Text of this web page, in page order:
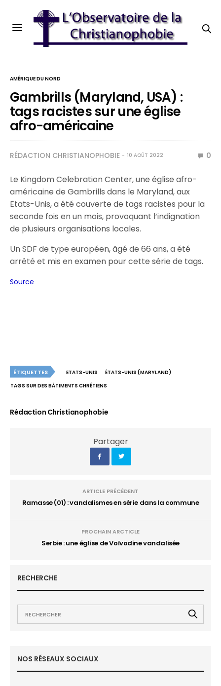
AMÉRIQUE DU NORD
Gambrills (Maryland, USA) :
tags racistes sur une église
afro-américaine
RÉDACTION CHRISTIANOPHOBIE 10 AOÛT 2022 0
Le Kingdom Celebration Center, une église afro-
américaine de Gambrills dans le Maryland, aux
Etats-Unis, a été couverte de tags racistes pour la
seconde fois en un mois, provoquant l’indignation
de plusieurs organisations locales.
Un SDF de type européen, âgé de 66 ans, a été
arrêté et mis en examen pour cette série de tags.
Source
ÉTIQUETTES ETATS-UNIS
ÉTATS-UNIS (MARYLAND)
TAGS SUR DES BÂTIMENTS CHRÉTIENS
Rédaction Christianophobie
Partager
ARTICLE PRÉCÉDENT
Ramasse (01) : vandalismes en série dans la commune
PROCHAIN ARCTICLE
Serbie : une église de Voïvodine vandalisée
RECHERCHE
NOS RÉSEAUX SOCIAUX